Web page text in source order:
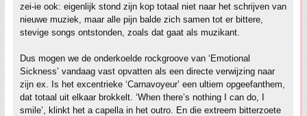
zei-ie ook: eigenlijk stond zijn kop totaal niet naar het schrijven van
nieuwe muziek, maar alle pijn balde zich samen tot er bittere,
stevige songs ontstonden, zoals dat gaat als muzikant.
Dus mogen we de onderkoelde rockgroove van ‘Emotional
Sickness’ vandaag vast opvatten als een directe verwijzing naar
zijn ex. Is het excentrieke ‘Carnavoyeur’ een ultiem opgeefanthem,
dat totaal uit elkaar brokkelt. ‘When there’s nothing I can do, I
smile’, klinkt het a capella in het outro. En die extreem bitterzoete